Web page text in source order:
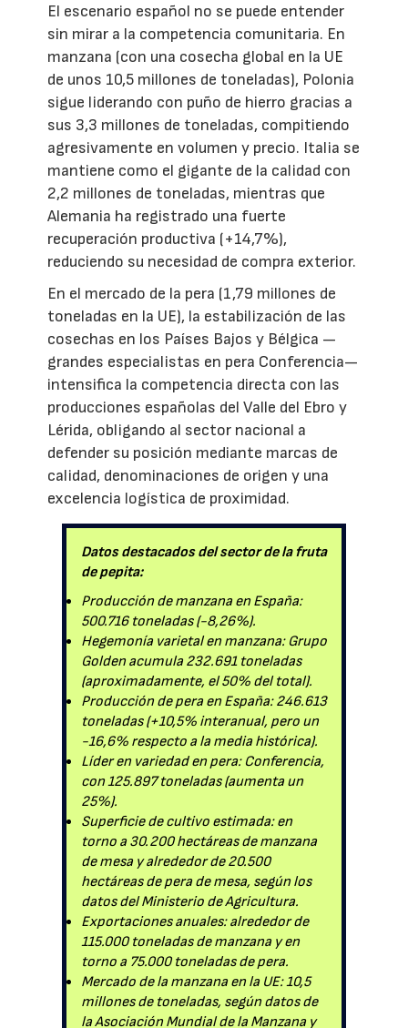
El escenario español no se puede entender
sin mirar a la competencia comunitaria. En
manzana (con una cosecha global en la UE
de unos 10,5 millones de toneladas), Polonia
sigue liderando con puño de hierro gracias a
sus 3,3 millones de toneladas, compitiendo
agresivamente en volumen y precio. Italia se
mantiene como el gigante de la calidad con
2,2 millones de toneladas, mientras que
Alemania ha registrado una fuerte
recuperación productiva (+14,7%),
reduciendo su necesidad de compra exterior.
En el mercado de la pera (1,79 millones de
toneladas en la UE), la estabilización de las
cosechas en los Países Bajos y Bélgica —
grandes especialistas en pera Conferencia—
intensifica la competencia directa con las
producciones españolas del Valle del Ebro y
Lérida, obligando al sector nacional a
defender su posición mediante marcas de
calidad, denominaciones de origen y una
excelencia logística de proximidad.
Datos destacados del sector de la fruta
de pepita:
Producción de manzana en España:
500.716 toneladas (-8,26%).
Hegemonía varietal en manzana: Grupo
Golden acumula 232.691 toneladas
(aproximadamente, el 50% del total).
Producción de pera en España: 246.613
toneladas (+10,5% interanual, pero un
-16,6% respecto a la media histórica).
Líder en variedad en pera: Conferencia,
con 125.897 toneladas (aumenta un
25%).
Superficie de cultivo estimada: en
torno a 30.200 hectáreas de manzana
de mesa y alrededor de 20.500
hectáreas de pera de mesa, según los
datos del Ministerio de Agricultura.
Exportaciones anuales: alrededor de
115.000 toneladas de manzana y en
torno a 75.000 toneladas de pera.
Mercado de la manzana en la UE: 10,5
millones de toneladas, según datos de
la Asociación Mundial de la Manzana y